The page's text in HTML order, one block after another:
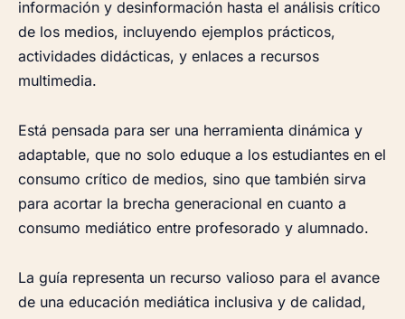
información y desinformación hasta el análisis crítico
de los medios, incluyendo ejemplos prácticos,
actividades didácticas, y enlaces a recursos
multimedia.
Está pensada para ser una herramienta dinámica y
adaptable, que no solo eduque a los estudiantes en el
consumo crítico de medios, sino que también sirva
para acortar la brecha generacional en cuanto a
consumo mediático entre profesorado y alumnado.
La guía representa un recurso valioso para el avance
de una educación mediática inclusiva y de calidad,